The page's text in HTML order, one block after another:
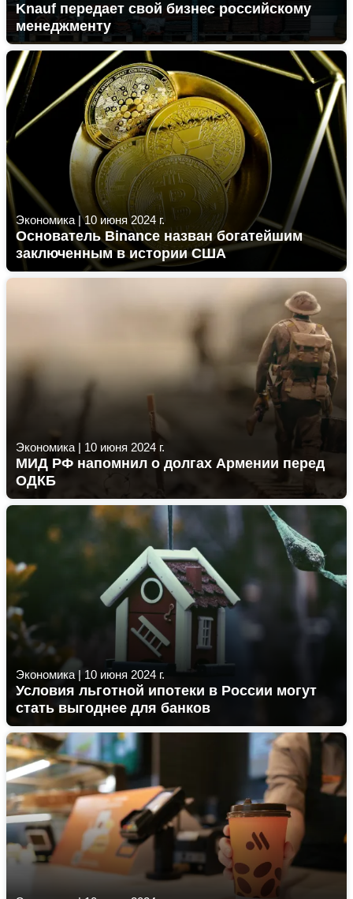
Knauf передает свой бизнес российскому
менеджменту
Экономика |10 июня 2024 г.
Основатель Binance назван богатейшим
заключенным в истории США
Экономика | 10 июня 2024 г.
МИД РФ напомнил о долгах Армении перед
ОДКБ
Экономика| 10 июня 2024 г.
Условия льготной ипотеки в России могут
стать выгоднее для банков